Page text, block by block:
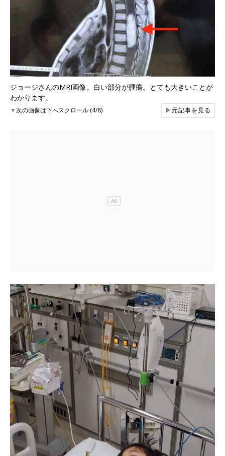
ジョージさんのMRI画像。白い部分が腫瘍。とても大きいことが
わかります。
▼次の画像は下へスクロール (4/8) ▶元記事を見る